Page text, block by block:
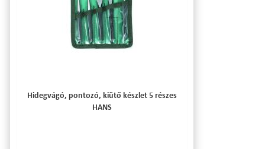
Hidegvágó, pontozó, kiütő készlet 5 részes
HANS